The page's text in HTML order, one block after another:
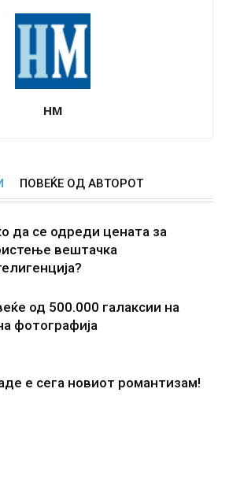
НМ
ПОВЕЌЕ ОД АВТОРОТ
да се одреди цената за
вештачка
од 500.000 галаксии на
фотографија
е сега новиот романтизам!